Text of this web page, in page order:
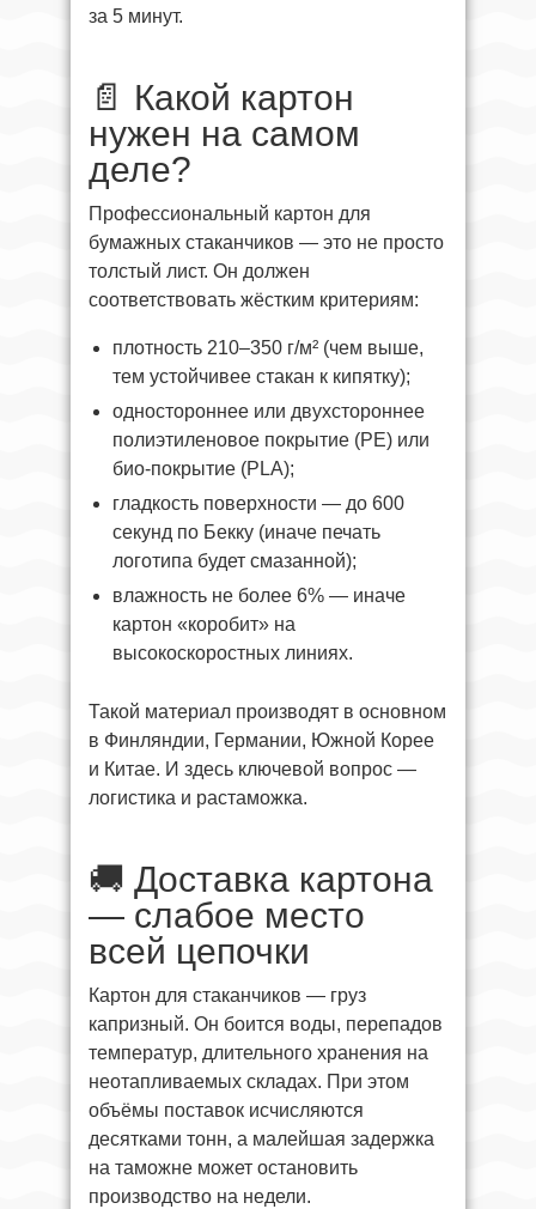
за 5 минут.
📄 Какой картон
нужен на самом
деле?
Профессиональный картон для
бумажных стаканчиков — это не просто
толстый лист. Он должен
соответствовать жёстким критериям:
плотность 210–350 г/м² (чем выше,
тем устойчивее стакан к кипятку);
одностороннее или двухстороннее
полиэтиленовое покрытие (PE) или
био-покрытие (PLA);
гладкость поверхности — до 600
секунд по Бекку (иначе печать
логотипа будет смазанной);
влажность не более 6% — иначе
картон «коробит» на
высокоскоростных линиях.
Такой материал производят в основном
в Финляндии, Германии, Южной Корее
и Китае. И здесь ключевой вопрос —
логистика и растаможка.
🚚 Доставка картона
— слабое место
всей цепочки
Картон для стаканчиков — груз
капризный. Он боится воды, перепадов
температур, длительного хранения на
неотапливаемых складах. При этом
объёмы поставок исчисляются
десятками тонн, а малейшая задержка
на таможне может остановить
производство на недели.